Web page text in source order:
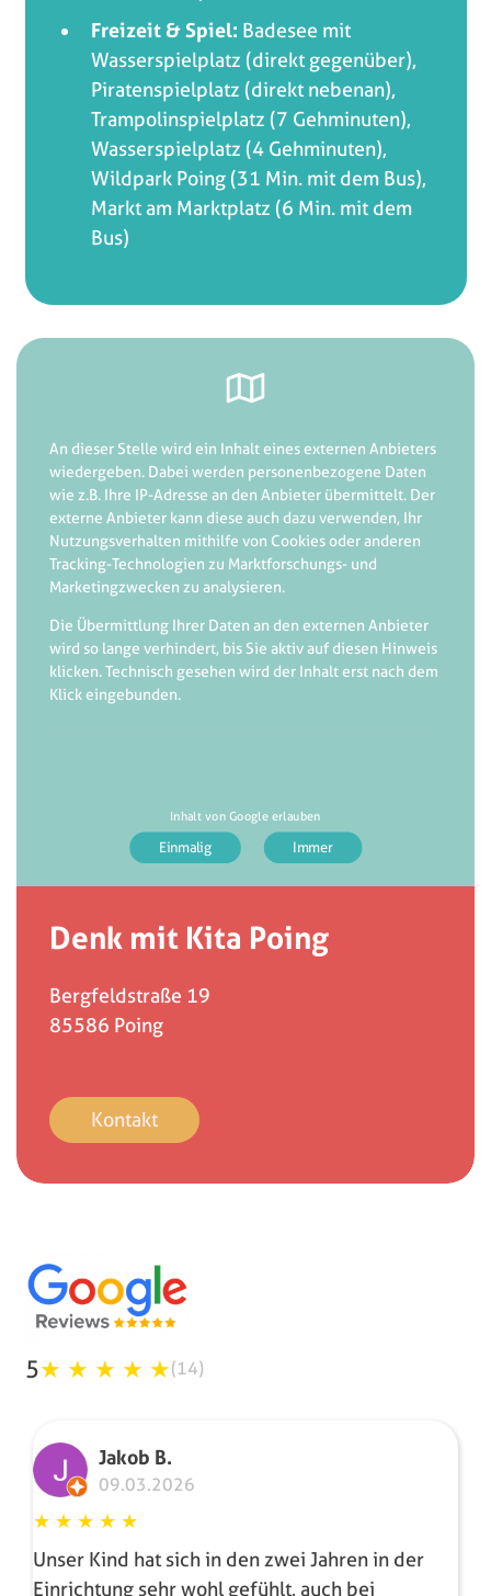
Freizeit & Spiel: Badesee mit
Wasserspielplatz (direkt gegenüber),
Piratenspielplatz (direkt nebenan),
Trampolinspielplatz (7 Gehminuten),
Wasserspielplatz (4 Gehminuten),
Wildpark Poing (31 Min. mit dem Bus),
Markt am Marktplatz (6 Min. mit dem
Bus)
An dieser Stelle wird ein Inhalt eines externen Anbieters
wiedergeben. Dabei werden personenbezogene Daten
wie z.B. Ihre IP-Adresse an den Anbieter übermittelt. Der
externe Anbieter kann diese auch dazu verwenden, Ihr
Nutzungsverhalten mithilfe von Cookies oder anderen
Tracking-Technologien zu Marktforschungs- und
Marketingzwecken zu analysieren.
Die Übermittlung Ihrer Daten an den externen Anbieter
wird so lange verhindert, bis Sie aktiv auf diesen Hinweis
klicken. Technisch gesehen wird der Inhalt erst nach dem
Klick eingebunden.
Inhalt von Google erlauben
Denk mit Kita Poing
Bergfeldstraße 19
85586 Poing
Kontakt
5★ ★ ★ ★ ★(14)
Jakob B.
09.03.2026
★ ★ ★ ★ ★
Unser Kind hat sich in den zwei Jahren in der
Einrichtung sehr wohl gefühlt, auch bei